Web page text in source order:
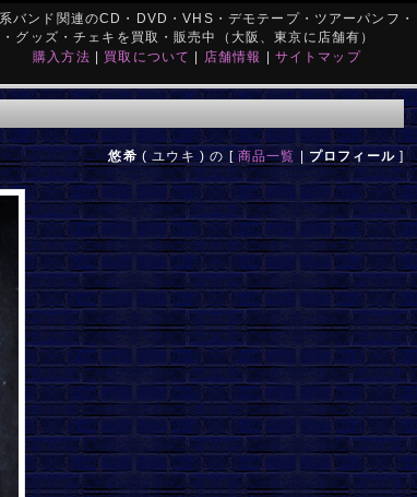
バンド関連のCD・DVD・VHS・デモテープ・ツアーパンフ・
グッズ・チェキを買取・販売中（大阪、東京に店舗有）
購入方法 | 買取について | 店舗情報 | サイトマップ
悠希 ( ユウキ ) の [ 商品一覧 | プロフィール]